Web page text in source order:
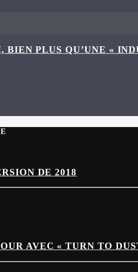
PLUS QU’UNE «
DE 2018
AVEC « TURN TO